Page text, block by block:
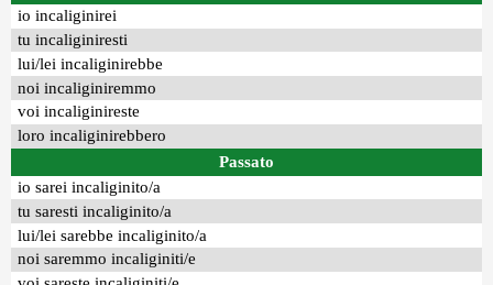
io incaliginirei
tu incaliginiresti
lui/lei incaliginirebbe
noi incaliginiremmo
voi incaliginireste
loro incaliginirebbero
Passato
io sarei incaliginito/a
tu saresti incaliginito/a
lui/lei sarebbe incaliginito/a
noi saremmo incaliginiti/e